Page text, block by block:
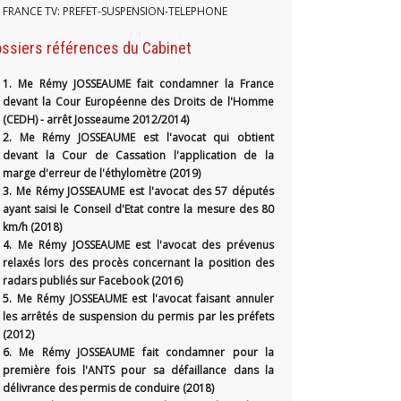
FRANCE TV: PREFET-SUSPENSION-TELEPHONE
références du Cabinet
1. Me Rémy JOSSEAUME fait condamner la France
devant la Cour Européenne des Droits de l'Homme
(CEDH) - arrêt Josseaume 2012/2014)
2. Me Rémy JOSSEAUME est l'avocat qui obtient
devant la Cour de Cassation l'application de la
marge d'erreur de l'éthylomètre (2019)
3. Me Rémy JOSSEAUME est l'avocat des 57 députés
ayant saisi le Conseil d'Etat contre la mesure des 80
km/h (2018)
4. Me Rémy JOSSEAUME est l'avocat des prévenus
relaxés lors des procès concernant la position des
radars publiés sur Facebook (2016)
5. Me Rémy JOSSEAUME est l'avocat faisant annuler
les arrêtés de suspension du permis par les préfets
(2012)
6. Me Rémy JOSSEAUME fait condamner pour la
première fois l'ANTS pour sa défaillance dans la
délivrance des permis de conduire (2018)